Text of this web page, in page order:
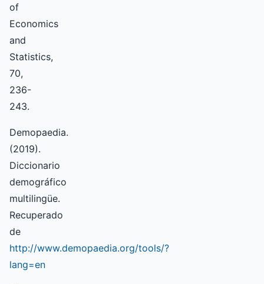
of
Economics
and
Statistics,
70,
236-
243.
Demopaedia.
(2019).
Diccionario
demográfico
multilingüe.
Recuperado
de
http://www.demopaedia.org/tools/?
lang=en